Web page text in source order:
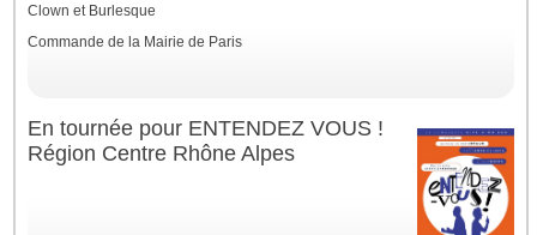
Clown et Burlesque
Commande de la Mairie de Paris
En tournée pour ENTENDEZ VOUS !
Région Centre Rhône Alpes